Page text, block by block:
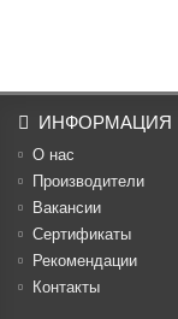
ИНФОРМАЦИЯ
О нас
Производители
Вакансии
Cертификаты
Рекомендации
Контакты